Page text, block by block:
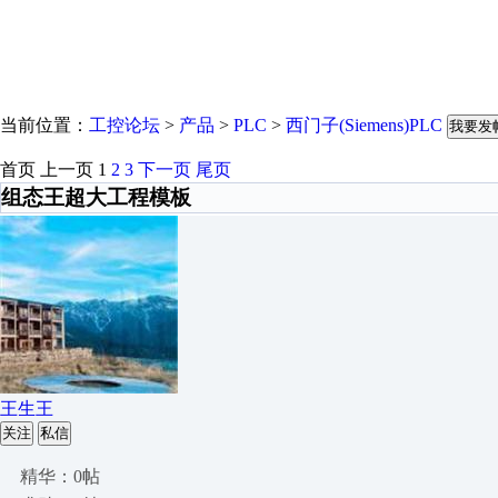
当前位置： 工控论坛 > 产品 > PLC > 西门子(Siemens)PLC 我要发
首页 上一页 1 2 3 下一页 尾页
组态王超大工程模板
王生王
关注 私信
精华：0帖